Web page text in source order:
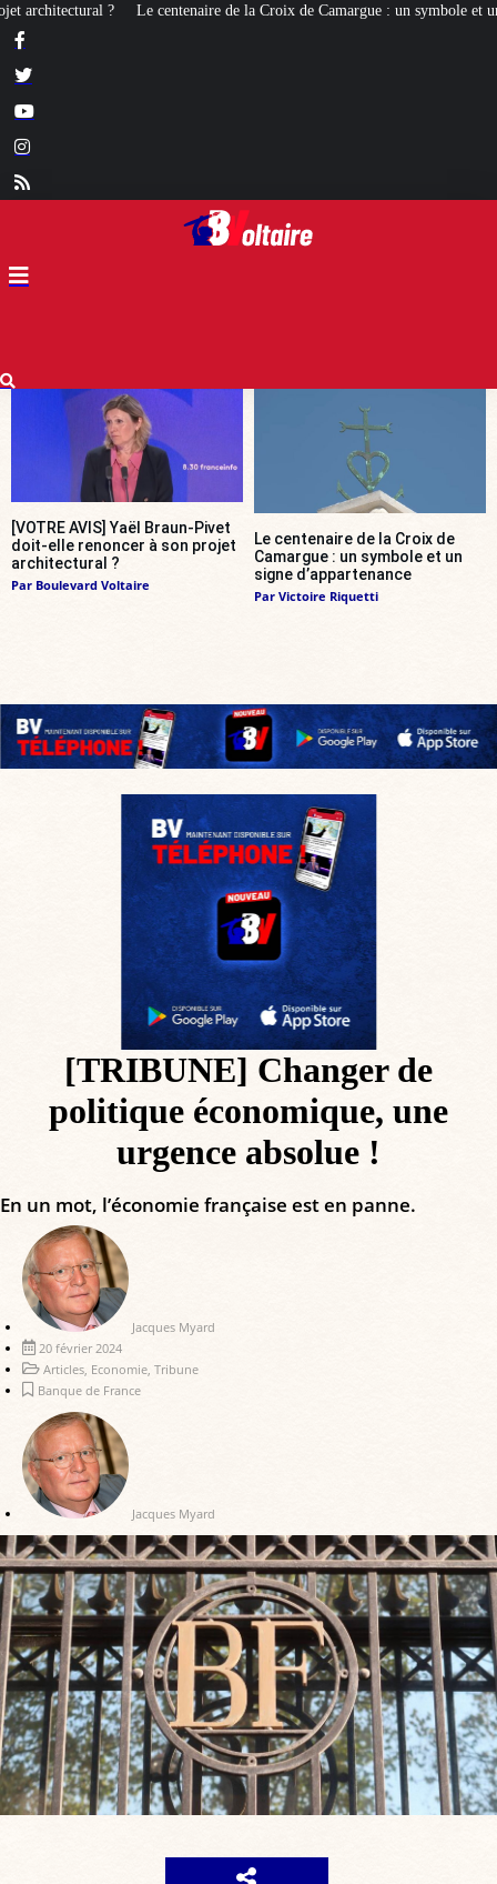
Croix de Camargue : un symbole et un signe d’appartenance [ROMANS
[VOTRE AVIS] Yaël Braun-Pivet
doit-elle renoncer à son projet
architectural ?
Par Boulevard Voltaire
Le centenaire de la Croix de
Camargue : un symbole et un
signe d’appartenance
Par Victoire Riquetti
[TRIBUNE] Changer de
politique économique, une
urgence absolue !
En un mot, l’économie française est en panne.
Jacques Myard
20 février 2024
Articles, Economie, Tribune
Banque de France
Jacques Myard